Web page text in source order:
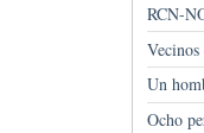
RCN-
Un
Ocho